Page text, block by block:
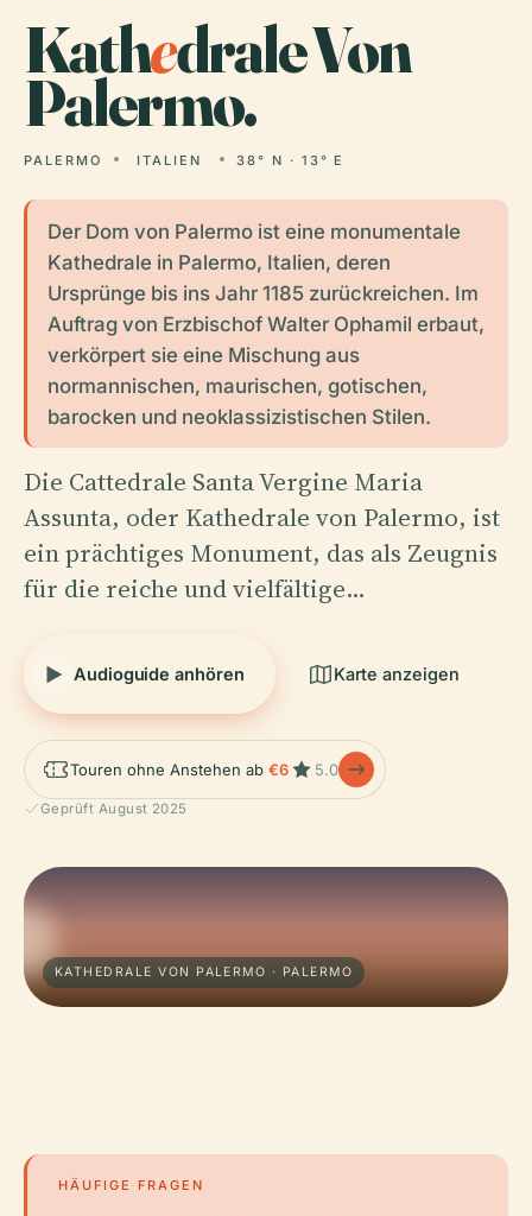
Kathedrale Von
Palermo.
PALERMO ITALIEN 38° N · 13° E
Der Dom von Palermo ist eine monumentale
Kathedrale in Palermo, Italien, deren
Ursprünge bis ins Jahr 1185 zurückreichen. Im
Auftrag von Erzbischof Walter Ophamil erbaut,
verkörpert sie eine Mischung aus
normannischen, maurischen, gotischen,
barocken und neoklassizistischen Stilen.
Die Cattedrale Santa Vergine Maria
Assunta, oder Kathedrale von Palermo, ist
ein prächtiges Monument, das als Zeugnis
für die reiche und vielfältige…
Audioguide anhören Karte anzeigen
Touren ohne Anstehen ab €6 5.0
Geprüft August 2025
KATHEDRALE VON PALERMO · PALERMO
HÄUFIGE FRAGEN